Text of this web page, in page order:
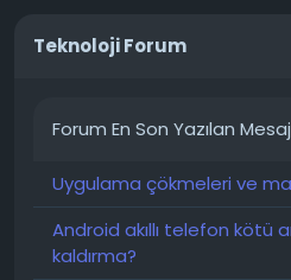
Teknoloji Forum
Forum En Son Yazılan
Uygulama çökmeleri ve
Android akıllı telefon kötü
kaldırma?